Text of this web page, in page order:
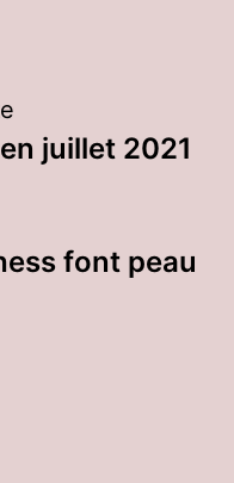
juillet 2021
font peau